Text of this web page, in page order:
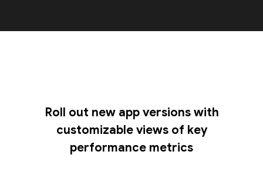
Roll out new app versions with
customizable views of key
performance metrics